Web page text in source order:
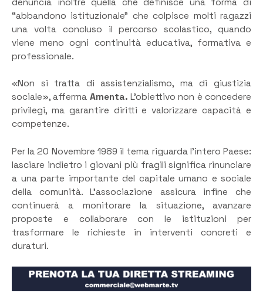
“abbandono istituzionale” che colpisce molti ragazzi
una volta concluso il percorso scolastico, quando
viene meno ogni continuità educativa, formativa e
professionale.
«Non si tratta di assistenzialismo, ma di giustizia
sociale», afferma Amenta. L’obiettivo non è concedere
privilegi, ma garantire diritti e valorizzare capacità e
competenze.
Per la 20 Novembre 1989 il tema riguarda l’intero Paese:
lasciare indietro i giovani più fragili significa rinunciare
a una parte importante del capitale umano e sociale
della comunità. L’associazione assicura infine che
continuerà a monitorare la situazione, avanzare
proposte e collaborare con le istituzioni per
trasformare le richieste in interventi concreti e
duraturi.